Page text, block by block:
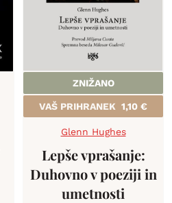
ZNIŽANO
VAŠ PRIHRANEK 1,10 €
Glenn Hughes
Lepše vprašanje:
Duhovno v poeziji in
umetnosti